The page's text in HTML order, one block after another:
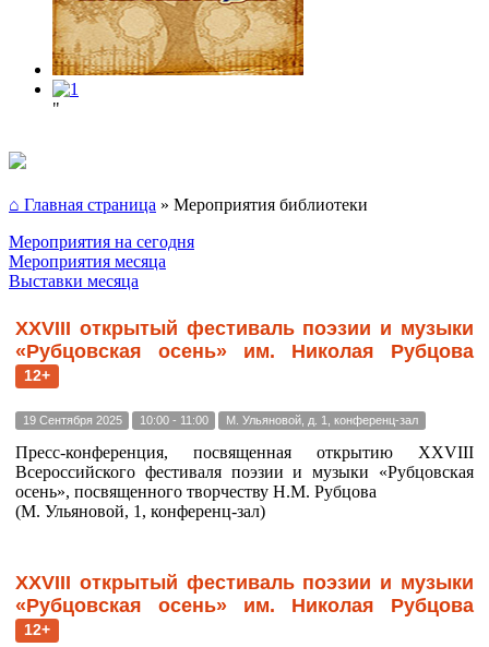
"
⌂ Главная страница » Мероприятия библиотеки
Мероприятия на сегодня
Мероприятия месяца
Выставки месяца
ХХVIII открытый фестиваль поэзии и музыки
«Рубцовская осень» им. Николая Рубцова
12+
19 Сентября 2025 10:00 - 11:00 М. Ульяновой, д. 1, конференц-зал
Пресс-конференция, посвященная открытию XXVIII
Всероссийского фестиваля поэзии и музыки «Рубцовская
осень», посвященного творчеству Н.М. Рубцова
(М. Ульяновой, 1, конференц-зал)
ХХVIII открытый фестиваль поэзии и музыки
«Рубцовская осень» им. Николая Рубцова
12+